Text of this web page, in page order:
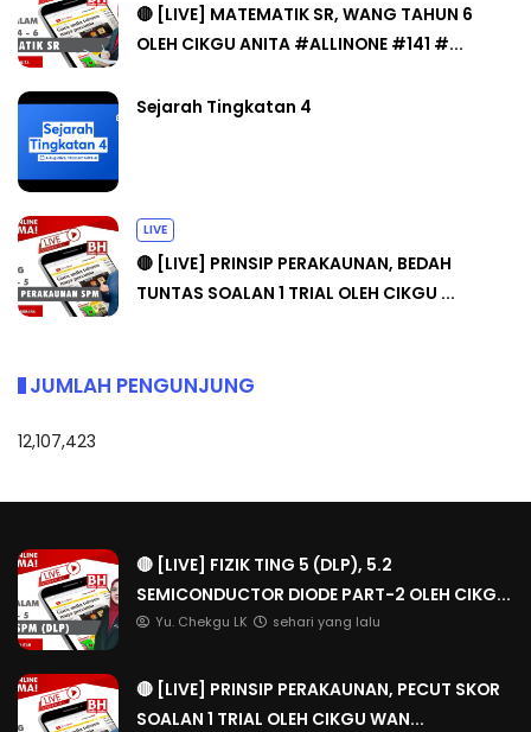
🔴 [LIVE] MATEMATIK SR, WANG TAHUN 6
OLEH CIKGU ANITA #ALLINONE #141 #...
Sejarah Tingkatan 4
LIVE
🔴 [LIVE] PRINSIP PERAKAUNAN, BEDAH
TUNTAS SOALAN 1 TRIAL OLEH CIKGU ...
JUMLAH PENGUNJUNG
12,107,423
🔴 [LIVE] FIZIK TING 5 (DLP), 5.2
SEMICONDUCTOR DIODE PART-2 OLEH CIKG...
Yu. Chekgu LK sehari yang lalu
🔴 [LIVE] PRINSIP PERAKAUNAN, PECUT SKOR
SOALAN 1 TRIAL OLEH CIKGU WAN...